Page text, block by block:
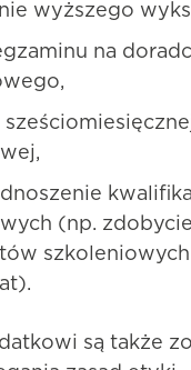
wyższego
na
(np.
są także